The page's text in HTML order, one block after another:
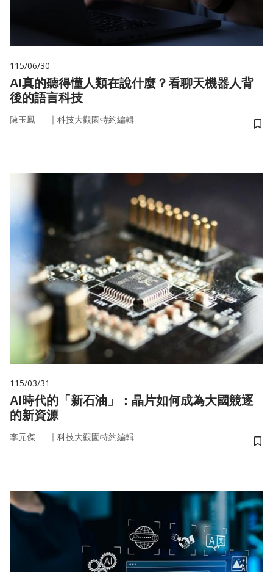
115/06/30
AI真的聽得懂人類在說什麼？看聊天機器人背
後的語言科技
陳玉鳳 ｜ 科技大觀園特約編輯
儲
115/03/31
AI時代的「新石油」：晶片如何成為大國競逐
的新資源
李元傑 ｜ 科技大觀園特約編輯
儲